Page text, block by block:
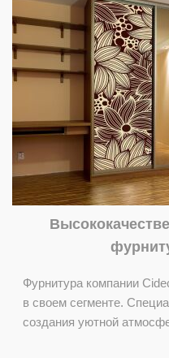
Фурнитура компании
в своем сегменте.
создания уютной